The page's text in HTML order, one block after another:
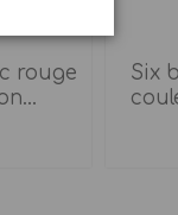
rouge
Six